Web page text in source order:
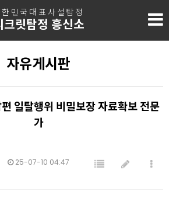
민국대표사설탐정
크릿탐정 흥신소
자유게시판
일탈행위 비밀보장 자료확보 전문
가
25-07-10 04:47